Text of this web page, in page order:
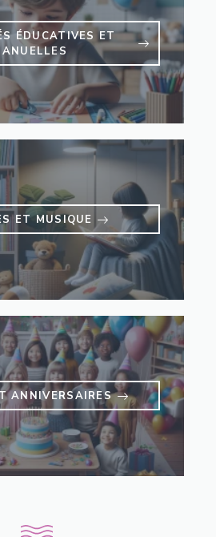
ÉDUCATIVES ET
ET MUSIQUE
ANNIVERSAIRES